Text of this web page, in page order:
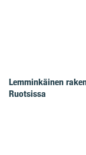
Lemminkäinen
Ruotsissa